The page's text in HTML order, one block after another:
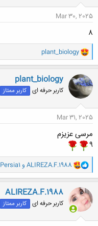
:
Mar 30, 2025
۸
و
ا
ک
ن
ش
ه
ا
plant_biology
plant_biology
کاربر حرفه ای کاربر ممتاز
Mar 31, 2025
مرسی عزیزم
۹
و
ا
ک
ش
ه
ا
:
ALIREZA.F.1988 و Persia1
ALIREZA.F.1988
کاربر حرفه ای کاربر ممتاز